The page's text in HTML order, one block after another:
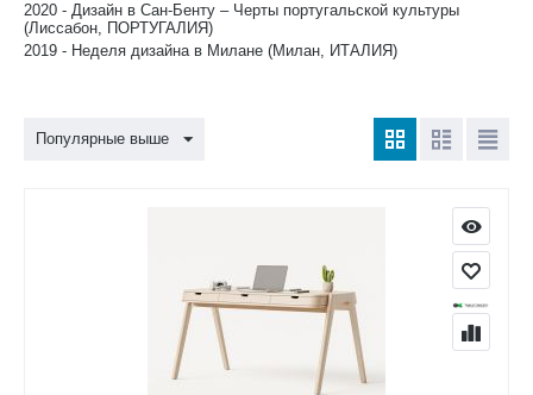
2020 - Дизайн в Сан-Бенту – Черты португальской культуры
(Лиссабон, ПОРТУГАЛИЯ)
2019 - Неделя дизайна в Милане (Милан, ИТАЛИЯ)
Популярные выше